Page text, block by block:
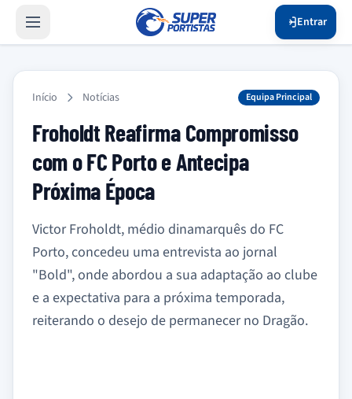
Entrar
Início Notícias Equipa Principal
Froholdt Reafirma Compromisso
com o FC Porto e Antecipa
Próxima Época
Victor Froholdt, médio dinamarquês do FC
Porto, concedeu uma entrevista ao jornal
"Bold", onde abordou a sua adaptação ao clube
e a expectativa para a próxima temporada,
reiterando o desejo de permanecer no Dragão.